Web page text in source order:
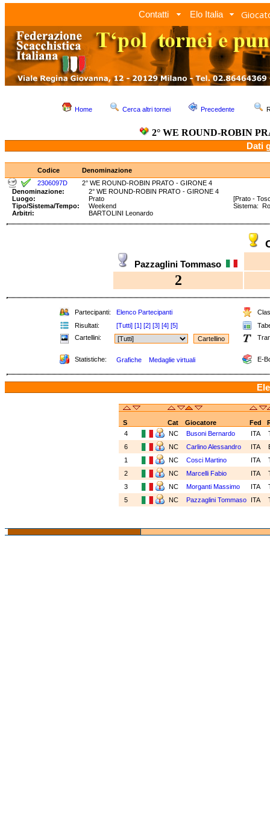
Contatti Elo Italia
Home Cerca altri tornei Precedente
2° WE ROUND-ROBIN
Dati
Codice
Denominazione
2306097D
2° WE ROUND-ROBIN PRATO - GIRONE 4
Denominazione:
2° WE ROUND-ROBIN PRATO - GIRONE 4
Luogo:
Prato
[Prato -
Tipo/Sistema/Tempo:
Weekend
Sistema:
Arbitri:
BARTOLINI Leonardo
Pazzaglini Tommaso
2
Partecipanti: Elenco Partecipanti
Risultati:
[Tutti] [1] [2] [3] [4] [5]
Cartellini:
Statistiche: Grafiche Medaglie virtuali E-
S Cat Giocatore Fed
4
NC Busoni Bernardo ITA
6
NC Carlino Alessandro ITA
1
NC Cosci Martino ITA
2
NC Marcelli Fabio ITA
3
NC Morganti Massimo ITA
5
NC Pazzaglini Tommaso ITA